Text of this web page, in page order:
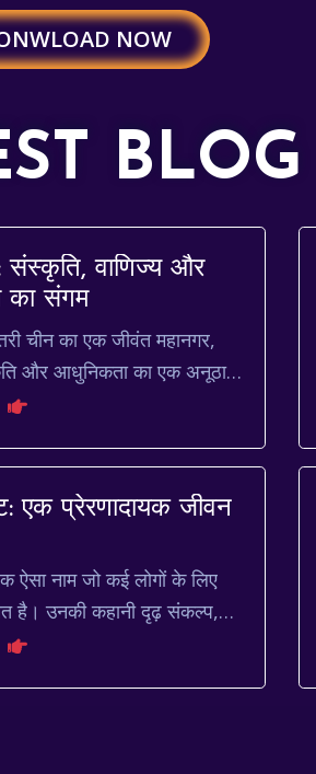
NOW
BLOG
संस्कृति, वाणिज्य और
का संगम
चीन का एक जीवंत महानगर,
और आधुनिकता का एक अनूठा
है। यह शहर, बोहाई सागर
एक प्रेरणादायक जीवन
ऐसा नाम जो कई लोगों के लिए
है। उनकी कहानी दृढ़ संकल्प,
न मानने वाले रवैये का प्रतीक